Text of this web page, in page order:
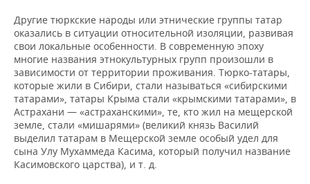
Другие тюркские народы или этнические группы татар
оказались в ситуации относительной изоляции, развивая
свои локальные особенности. В современную эпоху
многие названия этнокультурных групп произошли в
зависимости от территории проживания. Тюрко-татары,
которые жили в Сибири, стали называться «сибирскими
татарами», татары Крыма стали «крымскими татарами», в
Астрахани — «астраханскими», те, кто жил на мещерской
земле, стали «мишарями» (великий князь Василий
выделил татарам в Мещерской земле особый удел для
сына Улу Мухаммеда Касима, который получил название
Касимовского царства), и т. д.